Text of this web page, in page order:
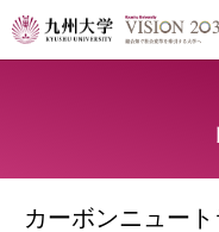
カーボンニュー